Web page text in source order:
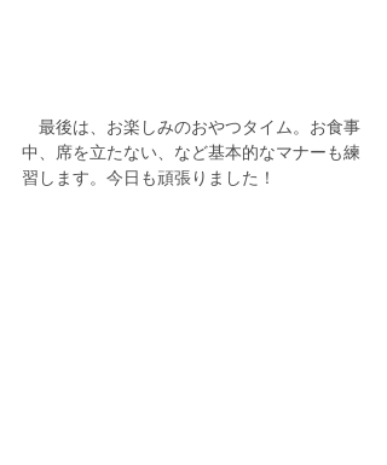
最後は、お楽しみのおやつタイム。お食事
中、席を立たない、など基本的なマナーも練
習します。今日も頑張りました！